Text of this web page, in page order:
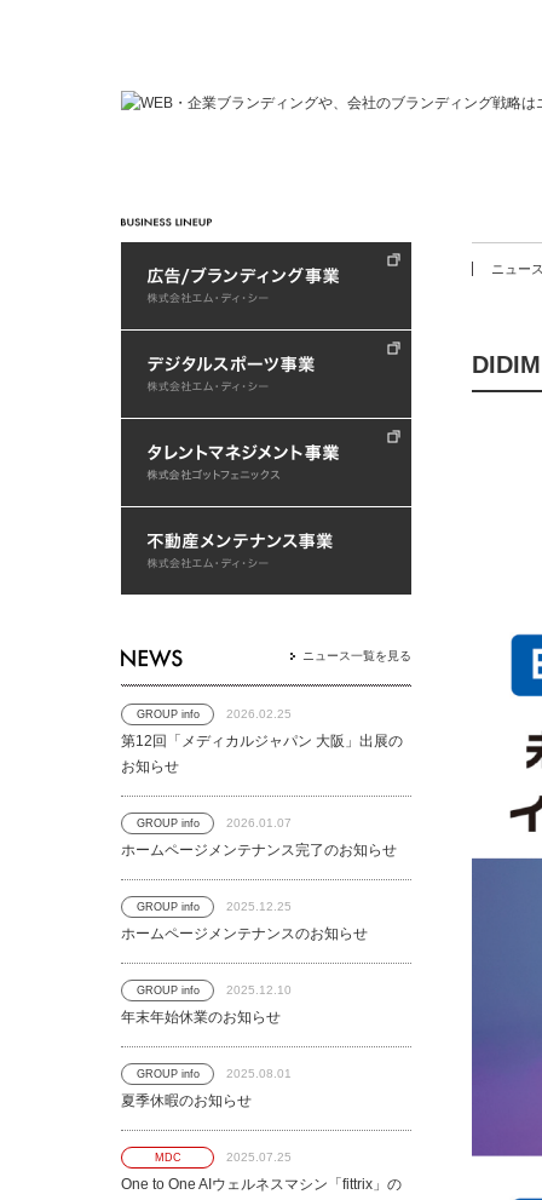
GROUP info 2026.02.25
第12回「メディカルジャパン 大阪」出展の
お知らせ
GROUP info 2026.01.07
ホームページメンテナンス完了のお知らせ
GROUP info 2025.12.25
ホームページメンテナンスのお知らせ
GROUP info 2025.12.10
年末年始休業のお知らせ
GROUP info 2025.08.01
夏季休暇のお知らせ
MDC 2025.07.25
One to One AIウェルネスマシン「fittrix」の
ニュース一覧を見る
ニュー